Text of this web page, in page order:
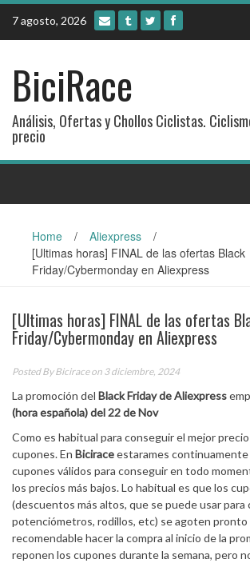
Skip
content
7 agosto, 2026
BiciRace
Análisis, Ofertas y Chollos Ciclistas.
precio
Home / Aliexpress
/
[Ultimas horas] FINAL de las ofertas Black
Friday/Cybermonday en Aliexpress
[Ultimas horas] FINAL de las ofertas
Friday/Cybermonday en Aliexpress
Posted ByBiciraceon 3 diciembre, 2024
La promoción del Black Friday de Aliexpress
(hora española) del 22 de Nov
Como es habitual para conseguir el mejor
cupones. En Biciraceestarames continuamente
cupones válidos para conseguir en todo
los precios más bajos. Lo habitual es que los
(descuentos más altos, que se puede usar para
potenciómetros, rodillos, etc) se agoten pronto
recomendable hacer la compra al inicio de la
reponen los cupones durante la semana, pero